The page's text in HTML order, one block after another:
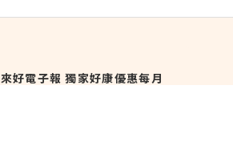
好電子報 獨家好康優惠每月